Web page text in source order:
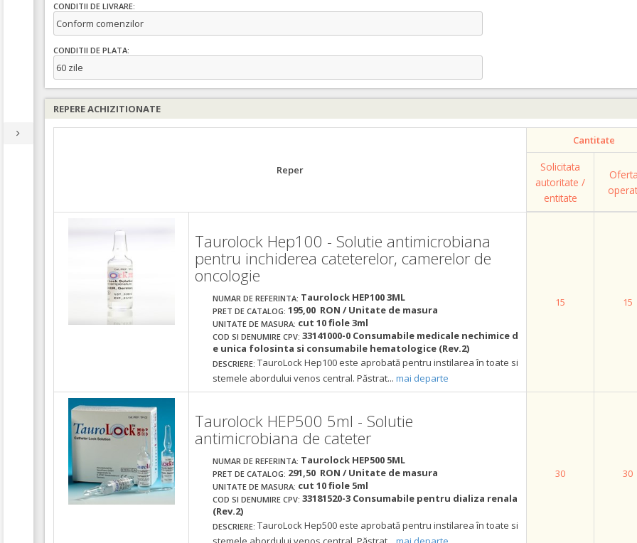
CONDITII DE LIVRARE:
Conform comenzilor
CONDITII DE PLATA:
60 zile
REPERE ACHIZITIONATE
Reper
Cantitate
Solicitata
autoritate /
entitate
Taurolock Hep100 - Solutie antimicrobiana
pentru inchiderea cateterelor, camerelor de
oncologie
NUMAR DE REFERINTA: Taurolock HEP100 3ML
PRET DE CATALOG: 195,00 RON / Unitate de masura
UNITATE DE MASURA: cut 10 fiole 3ml
COD SI DENUMIRE CPV: 33141000-0 Consumabile medicale nechimice d
e unica folosinta si consumabile hematologice (Rev.2)
DESCRIERE: TauroLock Hep100 este aprobată pentru instilarea în toate si
stemele abordului venos central. Păstrat... mai departe
15 15
Taurolock HEP500 5ml - Solutie
antimicrobiana de cateter
NUMAR DE REFERINTA: Taurolock HEP500 5ML
PRET DE CATALOG: 291,50 RON / Unitate de masura
UNITATE DE MASURA: cut 10 fiole 5ml
COD SI DENUMIRE CPV: 33181520-3 Consumabile pentru dializa renala
(Rev.2)
DESCRIERE: TauroLock Hep500 este aprobată pentru instilarea în toate si
30 30